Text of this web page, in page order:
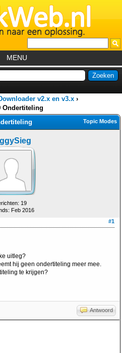
MENU
Helpdesks
Forum
v2.x en v3.x ›
Ondertiteling
Topic Modes
19
Feb 2016
#1
uitleg?
hij geen ondertiteling meer mee.
te krijgen?
Antwoord